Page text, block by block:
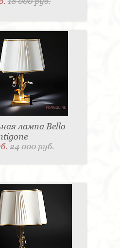
лампа Bello
24 000 руб.